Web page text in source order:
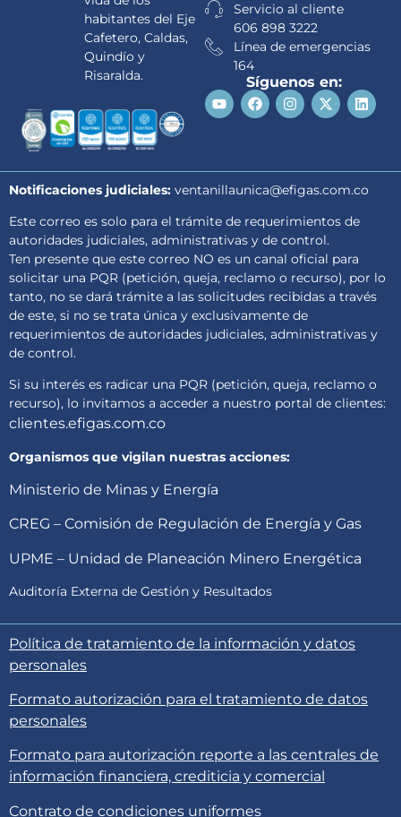
habitantes del Eje
Cafetero, Caldas,
Quindío y
Risaralda.
Servicio al cliente
606 898 3222
Línea de emergencias
164
Síguenos en:
Notificaciones judiciales: ventanillaunica@efigas.com.co
Este correo es solo para el trámite de requerimientos de
autoridades judiciales, administrativas y de control.
Ten presente que este correo NO es un canal oficial para
solicitar una PQR (petición, queja, reclamo o recurso), por lo
tanto, no se dará trámite a las solicitudes recibidas a través
de este, si no se trata única y exclusivamente de
requerimientos de autoridades judiciales, administrativas y
de control.
Si su interés es radicar una PQR (petición, queja, reclamo o
recurso), lo invitamos a acceder a nuestro portal de clientes:
clientes.efigas.com.co
Organismos que vigilan nuestras acciones:
Ministerio de Minas y Energía
CREG – Comisión de Regulación de Energía y Gas
UPME – Unidad de Planeación Minero Energética
Auditoría Externa de Gestión y Resultados
Política de tratamiento de la información y datos
personales
Formato autorización para el tratamiento de datos
personales
Formato para autorización reporte a las centrales de
información financiera, crediticia y comercial
Contrato de condiciones uniformes